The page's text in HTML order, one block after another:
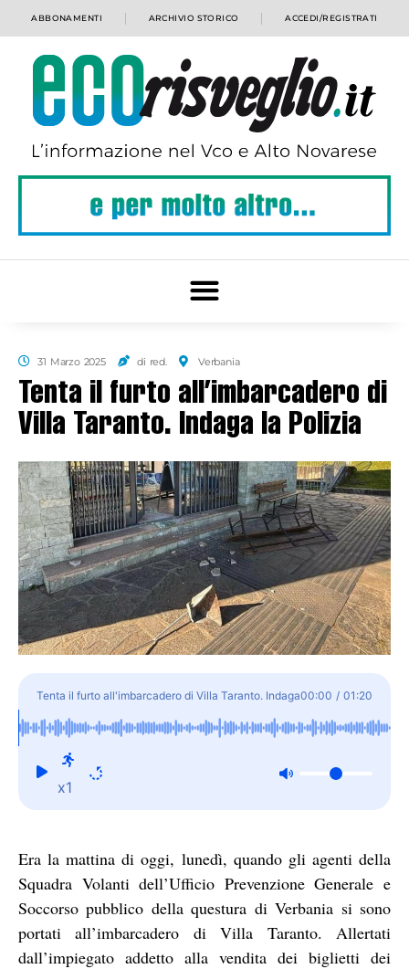
ABBONAMENTI ARCHIVIO STORICO ACCEDI/REGISTRATI
31 Marzo 2025 di red. Verbania
Tenta il furto all’imbarcadero di
Villa Taranto. Indaga la Polizia
Tenta il furto all'imbarcadero di Villa Taranto. Indaga
la Polizia
00:00 / 01:20
x1
Era la mattina di oggi, lunedì, quando gli agenti della
Squadra Volanti dell’Ufficio Prevenzione Generale e
Soccorso pubblico della questura di Verbania si sono
portati all’imbarcadero di Villa Taranto. Allertati
dall’impiegato addetto alla vendita dei biglietti dei